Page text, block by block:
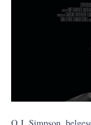
O.J. Simpson,